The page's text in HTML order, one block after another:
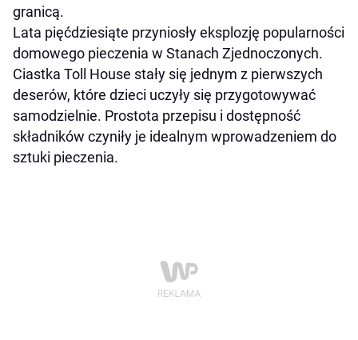
granicą.
Lata pięćdziesiąte przyniosły eksplozję popularności
domowego pieczenia w Stanach Zjednoczonych.
Ciastka Toll House stały się jednym z pierwszych
deserów, które dzieci uczyły się przygotowywać
samodzielnie. Prostota przepisu i dostępność
składników czyniły je idealnym wprowadzeniem do
sztuki pieczenia.